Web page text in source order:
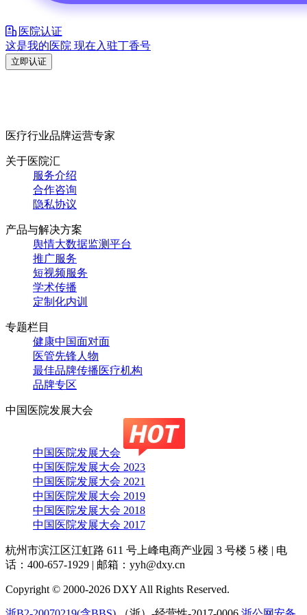
医院认证
这是我的医院 现在入驻丁香号
立即认证
医疗行业品牌运营专家
关于医院汇
服务介绍
合作咨询
隐私协议
产品与解决方案
舆情大数据监测平台
推广服务
短视频服务
学术传播
定制化内训
专题栏目
健康中国面对面
医管先锋人物
最佳品牌传播医疗机构
品牌专区
中国医院发展大会
中国医院发展大会
中国医院发展大会 2023
中国医院发展大会 2021
中国医院发展大会 2019
中国医院发展大会 2018
中国医院发展大会 2017
杭州市滨江区江虹路 611 号上峰电商产业园 3 号楼 5 楼 | 电
话：400-657-1929 | 邮箱：yyh@dxy.cn
Copyright © 2000-2026 DXY All Rights Reserved.